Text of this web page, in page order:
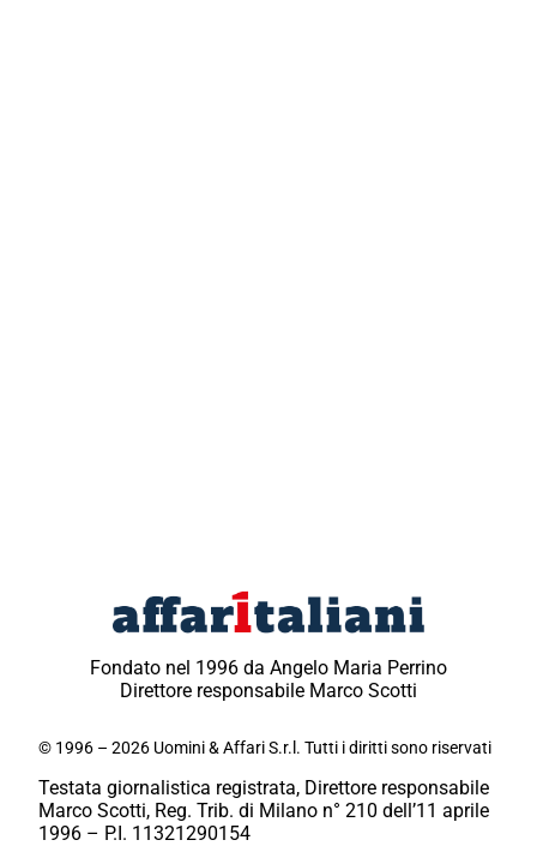
Fondato nel 1996 da Angelo Maria Perrino
Direttore responsabile Marco Scotti
© 1996 – 2026 Uomini & Affari S.r.l. Tutti i diritti sono riservati
Testata giornalistica registrata, Direttore responsabile
Marco Scotti, Reg. Trib. di Milano n° 210 dell’11 aprile
1996 – P.I. 11321290154